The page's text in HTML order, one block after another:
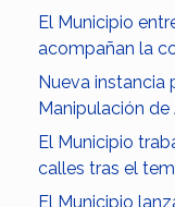
El Municipio
acompañan la
Nueva instancia
Manipulación
El Municipio
calles tras el
El Municipio